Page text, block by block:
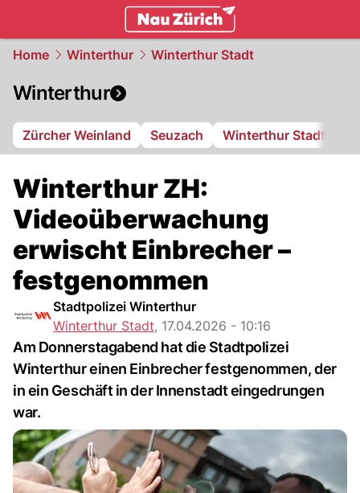
Home Winterthur Winterthur Stadt
Winterthur
Zürcher Weinland Seuzach Winterthur Stadt
Winterthur ZH:
Videoüberwachung
erwischt Einbrecher –
festgenommen
Stadtpolizei Winterthur
Winterthur Stadt, 17.04.2026 - 10:16
Am Donnerstagabend hat die Stadtpolizei
Winterthur einen Einbrecher festgenommen, der
in ein Geschäft in der Innenstadt eingedrungen
war.